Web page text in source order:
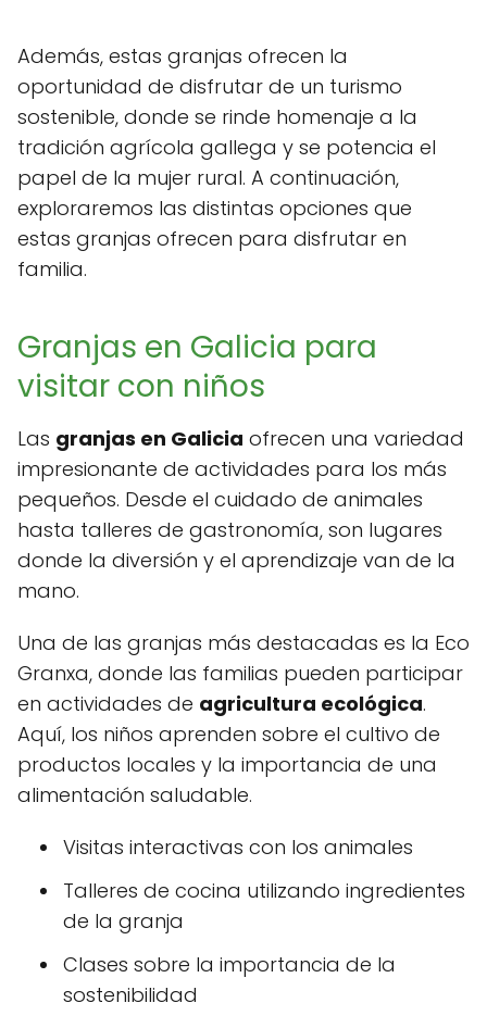
Además, estas granjas ofrecen la
oportunidad de disfrutar de un turismo
sostenible, donde se rinde homenaje a la
tradición agrícola gallega y se potencia el
papel de la mujer rural. A continuación,
exploraremos las distintas opciones que
estas granjas ofrecen para disfrutar en
familia.
Granjas en Galicia para
visitar con niños
Las granjas en Galicia ofrecen una variedad
impresionante de actividades para los más
pequeños. Desde el cuidado de animales
hasta talleres de gastronomía, son lugares
donde la diversión y el aprendizaje van de la
mano.
Una de las granjas más destacadas es la Eco
Granxa, donde las familias pueden participar
en actividades de agricultura ecológica.
Aquí, los niños aprenden sobre el cultivo de
productos locales y la importancia de una
alimentación saludable.
Visitas interactivas con los animales
Talleres de cocina utilizando ingredientes
de la granja
Clases sobre la importancia de la
sostenibilidad